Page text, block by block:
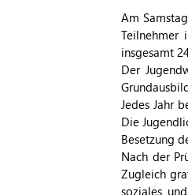
Am
Teilnehmer
insgesamt
Der
Jedes Jahr
Die
Besetzung
Nach der
Zugleich
soziales